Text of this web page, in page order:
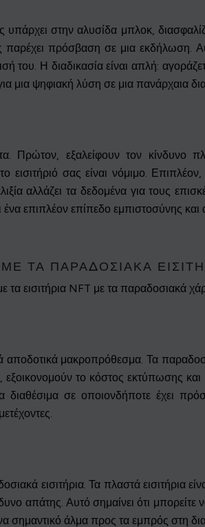
στην αλυσίδα μπλοκ,
πρόσβαση σε μια εκδήλωση.
του. Η διαδικασία είναι απλή:
μια ψηφιακή λύση σε μια πανάρχαια
Πρώτον, εξαλείφουν τον κίνδυνο
εισιτήριό σας είναι νόμιμο.
αλλάζει τα δεδομένα για τους
επιπλέον επίπεδο εμπιστοσύνης και
ΤΑ ΠΑΡΑΔΟΣΙΑΚΆ
εισιτήρια NFT με τα παραδοσιακά
αποδοτικά μακροπρόθεσμα. Τα
το κόστος εκτύπωσης
σε οποιονδήποτε έχει
εισιτήρια. Τα πλαστά εισιτήρια
απάτης. Αυτό σημαίνει ότι
ένα σημαντικό άλμα προς τα εμπρός στη